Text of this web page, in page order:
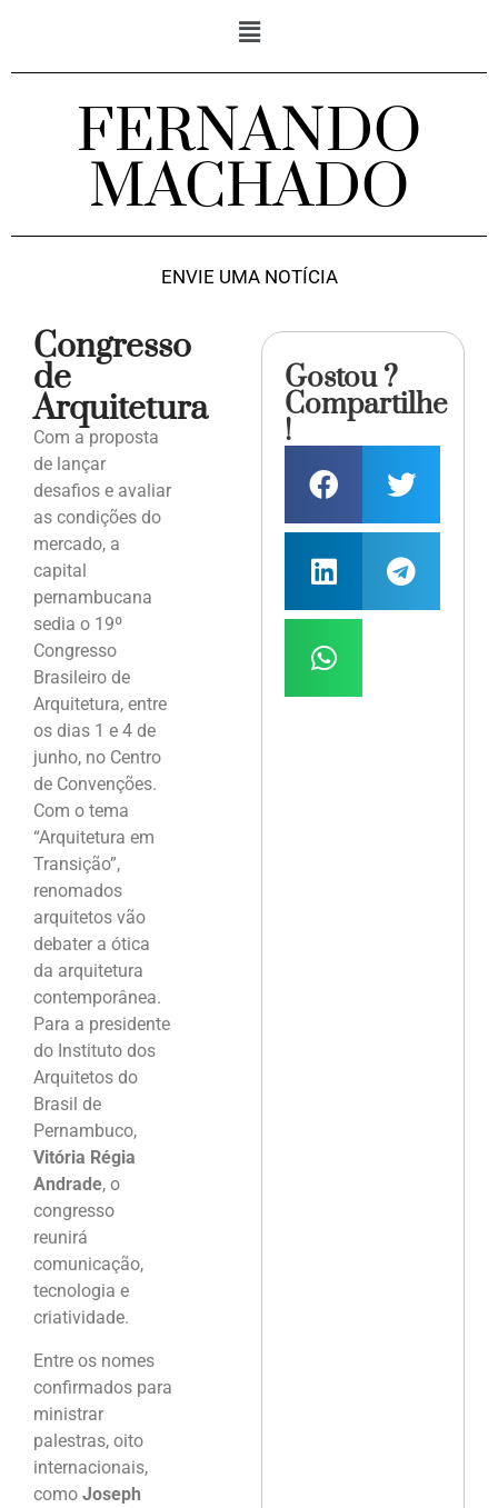
FERNANDO
MACHADO
ENVIE UMA NOTÍCIA
Congresso
de
Arquitetura
Com a proposta
de lançar
desafios e avaliar
as condições do
mercado, a
capital
pernambucana
sedia o 19º
Congresso
Brasileiro de
Arquitetura, entre
os dias 1 e 4 de
junho, no Centro
de Convenções.
Com o tema
“Arquitetura em
Transição”,
renomados
arquitetos vão
debater a ótica
da arquitetura
contemporânea.
Para a presidente
do Instituto dos
Arquitetos do
Brasil de
Pernambuco,
Vitória Régia
Andrade, o
congresso
reunirá
comunicação,
tecnologia e
criatividade.
Entre os nomes
confirmados para
ministrar
palestras, oito
internacionais,
como Joseph
Gostou ?
Compartilhe
!